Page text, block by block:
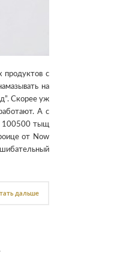
продуктов с
на
Скорее уж
А с
100500 тыщ
от Now
дальше